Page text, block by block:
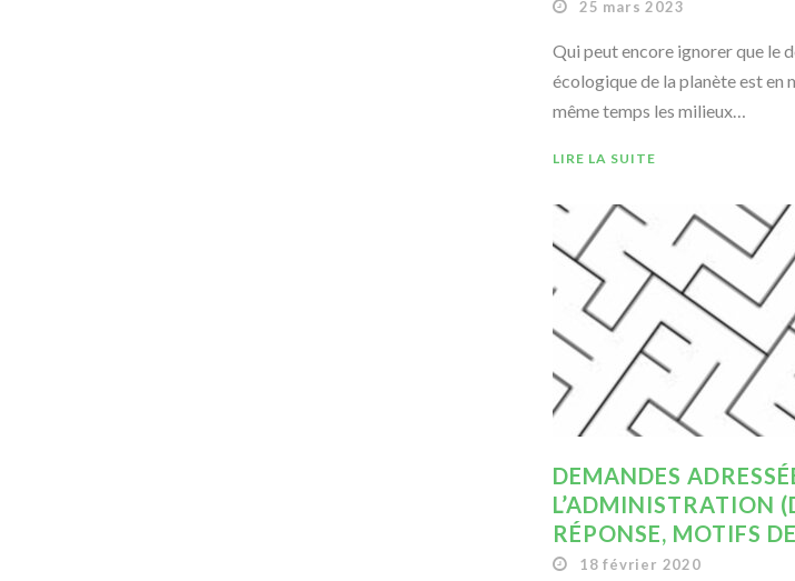
25 mars 2023
Qui peut encore ignorer que le
écologique de la planète est en
même temps les milieux…
LIRE LA SUITE
DEMANDES
L’ADMINISTRATION
RÉPONSE, MOTIFS
18 février 2020